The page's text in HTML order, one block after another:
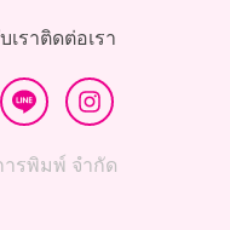
เราติดต่อเรา
รพิมพ์ จำกัด